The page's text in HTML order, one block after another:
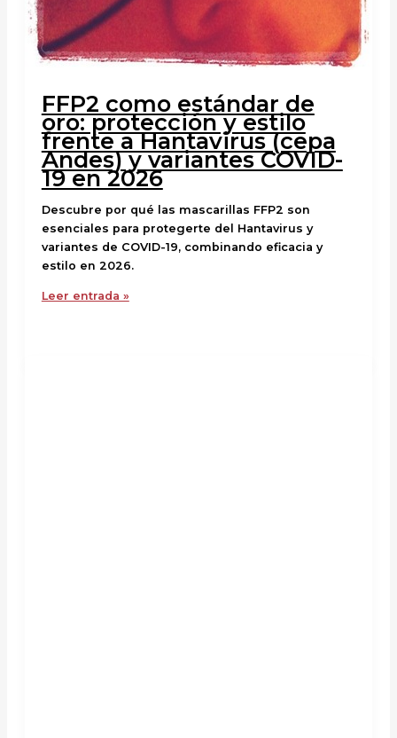
FFP2 como estándar de
oro: protección y estilo
frente a Hantavirus (cepa
Andes) y variantes COVID-
19 en 2026
Descubre por qué las mascarillas FFP2 son
esenciales para protegerte del Hantavirus y
variantes de COVID-19, combinando eficacia y
estilo en 2026.
Leer entrada »